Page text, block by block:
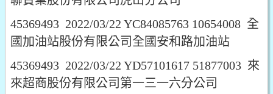
45369493 2022/03/22 YC84085763 10654008 全
國加油站股份有限公司全國安和路加油站
45369493 2022/03/22 YD57101617 51877003 來
來超商股份有限公司第一三一六分公司